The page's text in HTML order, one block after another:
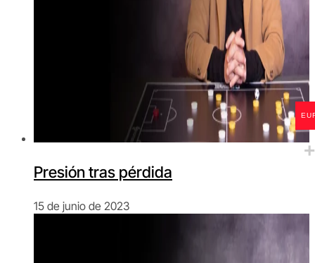
Presión tras pérdida
15 de junio de 2023